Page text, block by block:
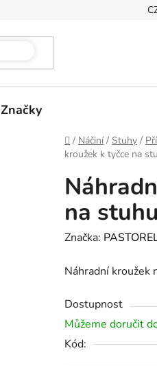
Značky
Domů
/ Náčiní / Stuhy /
kroužek k tyčce na
na
Značka:
Náhradní kroužek
Dostupnost
Můžeme doručit
Kód: